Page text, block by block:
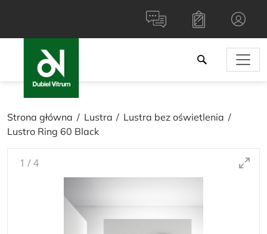
Strona główna Lustra
Lustra bez oświetlenia
Lustro Ring 60 Black
1 /4